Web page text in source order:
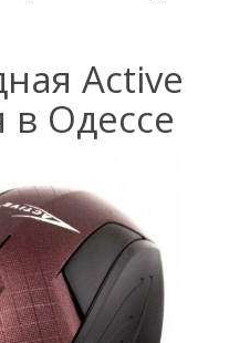
Active
в Одессе